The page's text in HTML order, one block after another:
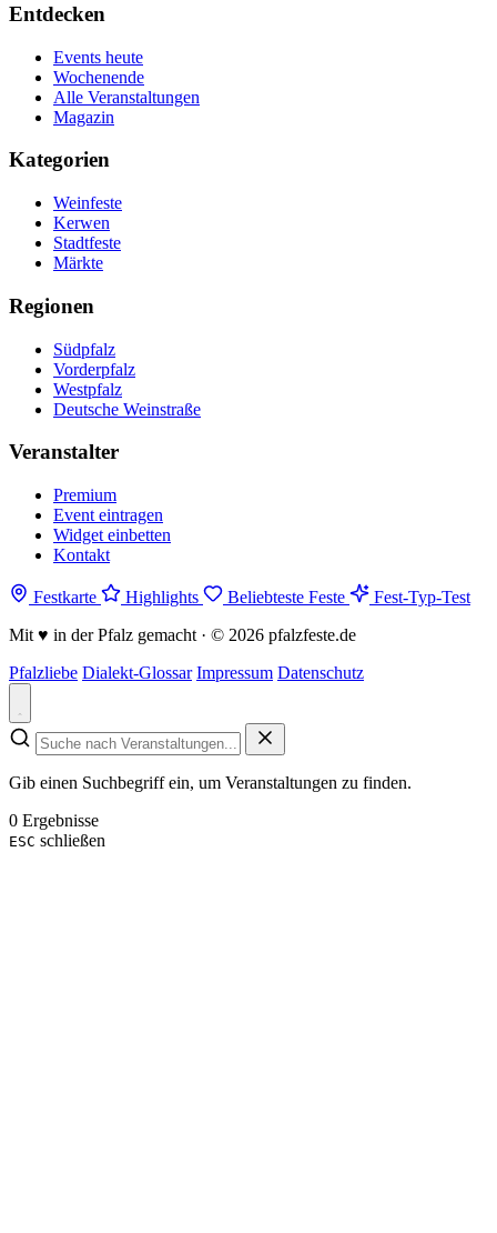
Entdecken
Events heute
Wochenende
Alle Veranstaltungen
Magazin
Kategorien
Weinfeste
Kerwen
Stadtfeste
Märkte
Regionen
Südpfalz
Vorderpfalz
Westpfalz
Deutsche Weinstraße
Veranstalter
Premium
Event eintragen
Widget einbetten
Kontakt
Festkarte Highlights Beliebteste Feste
Fest-Typ-Test
Mit ♥ in der Pfalz gemacht · © 2026 pfalzfeste.de
Pfalzliebe Dialekt-Glossar Impressum Datenschutz
Gib einen Suchbegriff ein, um Veranstaltungen zu finden.
0 Ergebnisse
ESC schließen